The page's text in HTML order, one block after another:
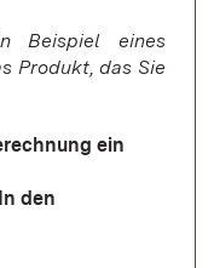
Beispiel eines
Produkt, das Sie
ein
den